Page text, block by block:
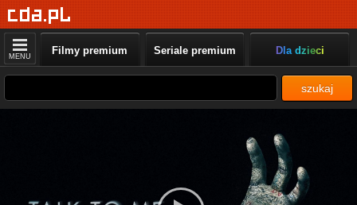
MENU Filmy premium Seriale premium Dla dzieci
szukaj